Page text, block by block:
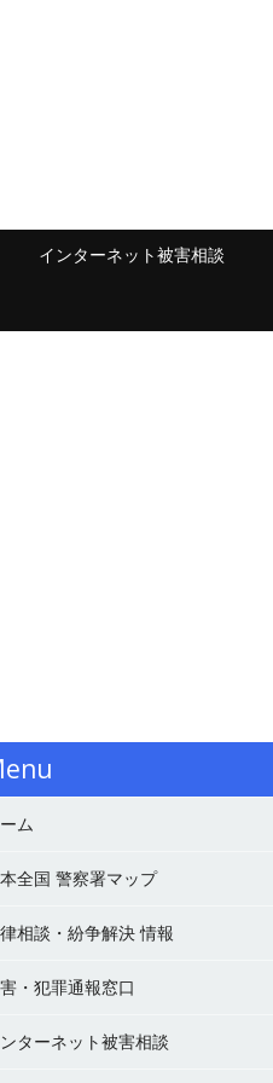
インターネット被害相談
ム
全国 警察署マップ
相談・紛争解決 情報
・犯罪通報窓口
ターネット被害相談